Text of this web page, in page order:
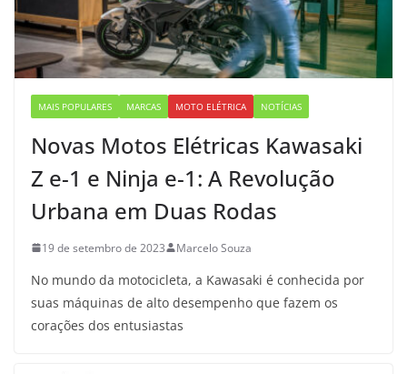
MAIS POPULARES MARCAS MOTO ELÉTRICA NOTÍCIAS
Novas Motos Elétricas Kawasaki
Z e-1 e Ninja e-1: A Revolução
Urbana em Duas Rodas
19 de setembro de 2023 Marcelo Souza
No mundo da motocicleta, a Kawasaki é conhecida por
suas máquinas de alto desempenho que fazem os
corações dos entusiastas